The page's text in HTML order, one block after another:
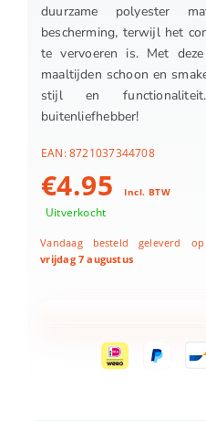
duurzame polyester
bescherming, terwijl het
te vervoeren is. Met
maaltijden schoon en
stijl en
buitenliefhebber!
EAN:8721037344708
€4.95 Incl. BTW
Uitverkocht
Vandaag besteld geleverd op
vrijdag 7 augustus